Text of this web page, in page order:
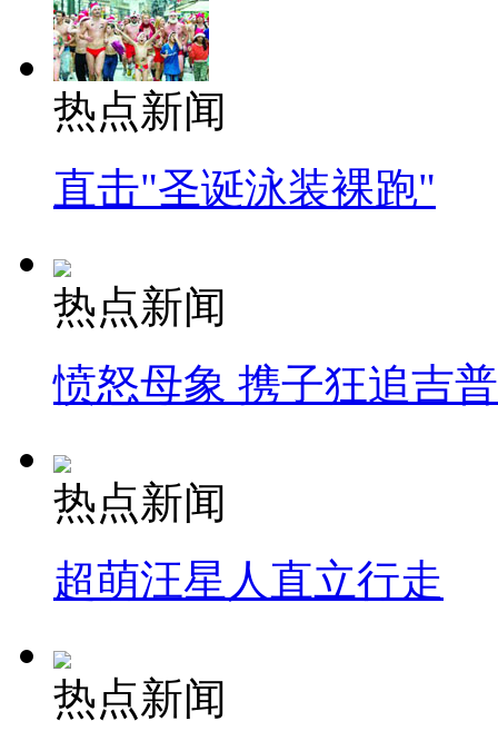
热点新闻
直击"圣诞泳装裸跑"
热点新闻
愤怒母象 携子狂追吉
热点新闻
超萌汪星人直立行走
热点新闻